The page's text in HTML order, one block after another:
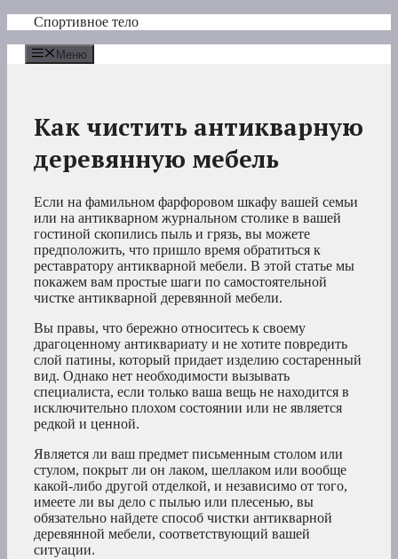
Перейти
содержимому
Спортивное тело
Меню
Как чистить антикварную
деревянную мебель
Если на фамильном фарфоровом шкафу вашей семьи
или на антикварном журнальном столике в вашей
гостиной скопились пыль и грязь, вы можете
предположить, что пришло время обратиться к
реставратору антикварной мебели. В этой статье мы
покажем вам простые шаги по самостоятельной
чистке антикварной деревянной мебели.
Вы правы, что бережно относитесь к своему
драгоценному антиквариату и не хотите повредить
слой патины, который придает изделию состаренный
вид. Однако нет необходимости вызывать
специалиста, если только ваша вещь не находится в
исключительно плохом состоянии или не является
редкой и ценной.
Является ли ваш предмет письменным столом или
стулом, покрыт ли он лаком, шеллаком или вообще
какой-либо другой отделкой, и независимо от того,
имеете ли вы дело с пылью или плесенью, вы
обязательно найдете способ чистки антикварной
деревянной мебели, соответствующий вашей
ситуации.